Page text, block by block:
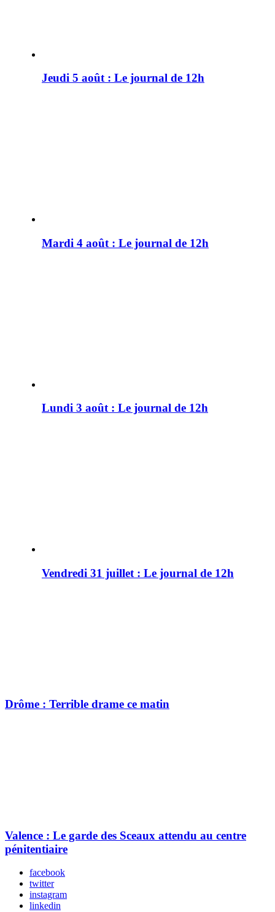
Jeudi 5 août : Le journal de 12h
Mardi 4 août : Le journal de 12h
Lundi 3 août : Le journal de 12h
Vendredi 31 juillet : Le journal de 12h
Drôme : Terrible drame ce matin
Valence : Le garde des Sceaux attendu au centre
pénitentiaire
facebook
twitter
instagram
linkedin